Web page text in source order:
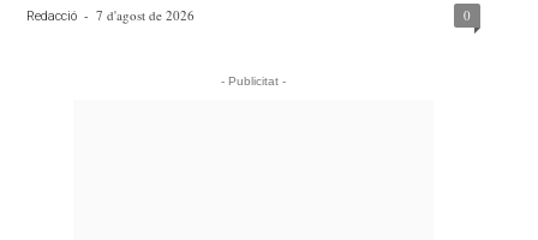
Redacció - 7 d'agost de 2026 0
- Publicitat -